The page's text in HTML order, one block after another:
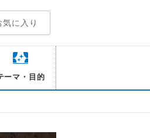
気に入り
ーマ・目的